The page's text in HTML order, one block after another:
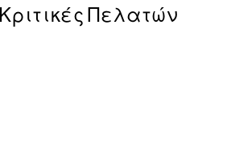
Κριτικές Πελατών